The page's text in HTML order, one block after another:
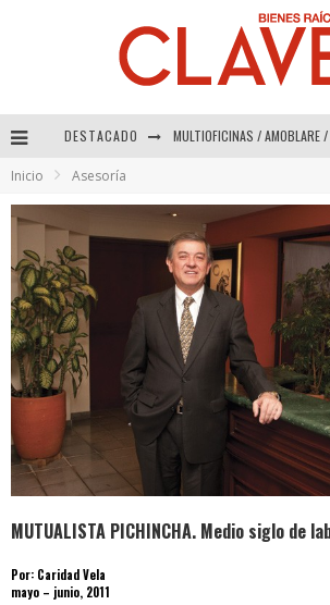
DESTACADO
Inicio Asesoría
MUTUALISTA PICHINCHA. Medio siglo de
Por: Caridad Vela
mayo – junio, 2011